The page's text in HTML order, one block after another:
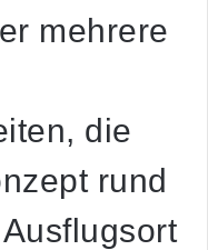
mehrere
die
rund